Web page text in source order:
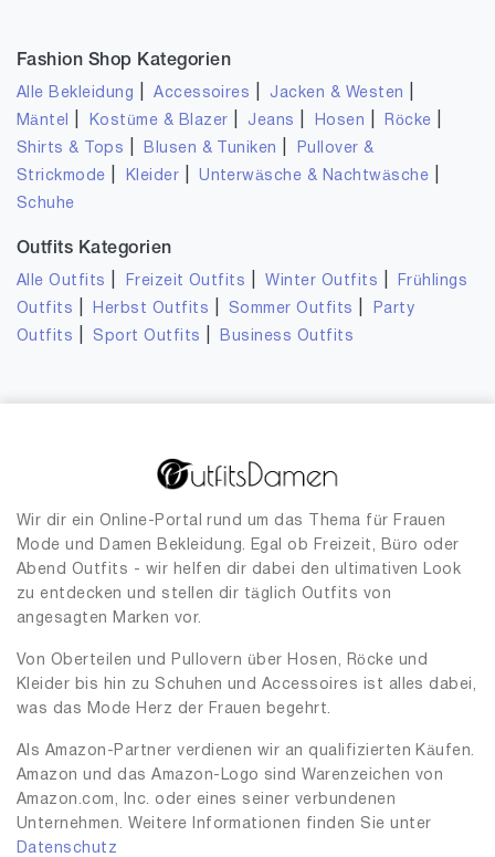
Fashion Shop Kategorien
Alle Bekleidung |Accessoires Jacken & Westen
Mäntel Kostüme & Blazer Jeans Hosen Röcke
Shirts & Tops Blusen & Tuniken
Pullover &
Strickmode
Kleider |Unterwäsche & Nachtwäsche
Schuhe
Outfits Kategorien
Alle Outfits Freizeit Outfits |Winter Outfits
Frühlings
Outfits
Herbst Outfits Sommer Outfits
Party
Outfits
Sport Outfits Business Outfits
Wir dir ein Online-Portal rund um das Thema für Frauen
Mode und Damen Bekleidung. Egal ob Freizeit, Büro oder
Abend Outfits - wir helfen dir dabei den ultimativen Look
zu entdecken und stellen dir täglich Outfits von
angesagten Marken vor.
Von Oberteilen und Pullovern über Hosen, Röcke und
Kleider bis hin zu Schuhen und Accessoires ist alles dabei,
was das Mode Herz der Frauen begehrt.
Als Amazon-Partner verdienen wir an qualifizierten Käufen.
Amazon und das Amazon-Logo sind Warenzeichen von
Amazon.com, Inc. oder eines seiner verbundenen
Unternehmen. Weitere Informationen finden Sie unter
Datenschutz